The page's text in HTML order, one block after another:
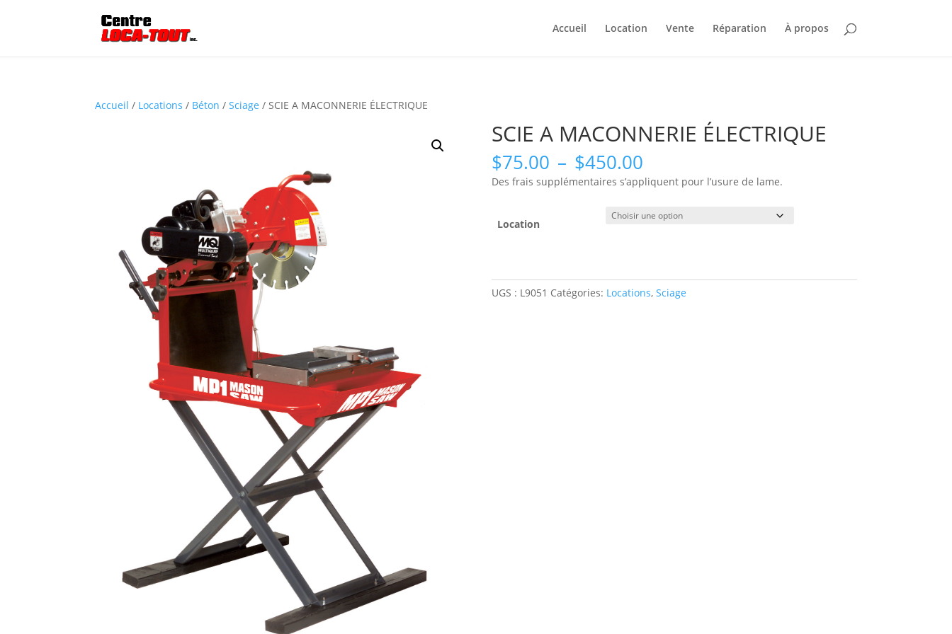
Accueil Location Vente Réparation À propos
Accueil / Locations / Béton /Sciage / SCIE A MACONNERIE ÉLECTRIQUE
SCIE A MACONNERIE ÉLECTRIQUE
$75.00 – $450.00Plage
de
prix :
$75.00
à
Des frais supplémentaires s’appliquent pour l’usure de lame.
Location
UGS : L9051 Catégories: Locations, Sciage